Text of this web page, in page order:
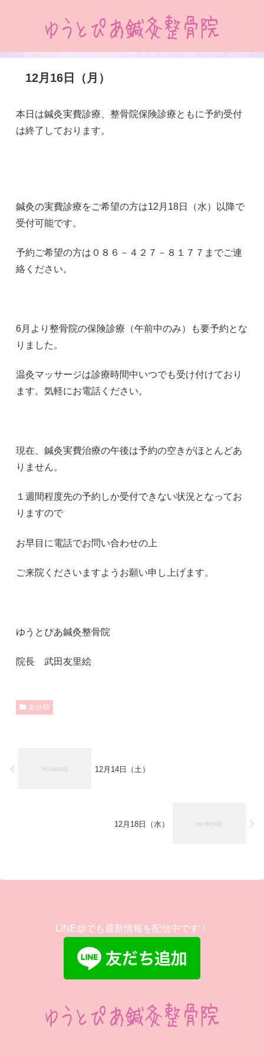
12月16日（月）
本日は鍼灸実費診療、整骨院保険診療ともに予約受付
は終了しております。
鍼灸の実費診療をご希望の方は12月18日（水）以降で
受付可能です。
予約ご希望の方は０８６－４２７－８１７７までご連
絡ください。
6月より整骨院の保険診療（午前中のみ）も要予約とな
りました。
温灸マッサージは診療時間中いつでも受け付けており
ます。気軽にお電話ください。
現在、鍼灸実費治療の午後は予約の空きがほとんどあ
りません。
１週間程度先の予約しか受付できない状況となってお
りますので
お早目に電話でお問い合わせの上
ご来院くださいますようお願い申し上げます。
ゆうとぴあ鍼灸整骨院
院長 武田友里絵
未分類
12月14日（土）
12月18日（水）
LINE@でも最新情報を配信中です！